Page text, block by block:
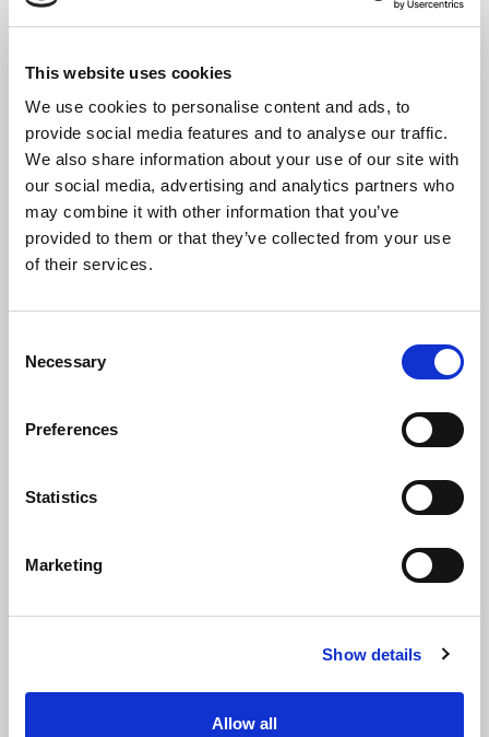
This website uses cookies
We use cookies to personalise content and ads, to
provide social media features and to analyse our traffic.
We also share information about your use of our site with
our social media, advertising and analytics partners who
may combine it with other information that you’ve
provided to them or that they’ve collected from your use
of their services.
Selection
Necessary
Preferences
Statistics
Marketing
Show details
Allow all
Show Full
Esistenza di gerarchie aziendali non chiaramente
definite  Assenza di management del conflitto
Cambiamenti tecnologici  Effettuazione dellattività
sulle persone 3. Le Conseguenze sullazienda 4. La
valutazione del rischio aggressioni:…
Leggi tutto
+ IVA 22%